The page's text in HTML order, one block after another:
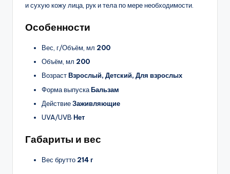
и сухую кожу лица, рук и тела по мере необходимости.
Особенности
Вес, г/Объём, мл 200
Объём, мл 200
ВозрастВзрослый, Детский, Для взрослых
Форма выпускаБальзам
ДействиеЗаживляющие
UVA/UVB Нет
Габариты и вес
Вес брутто 214 г